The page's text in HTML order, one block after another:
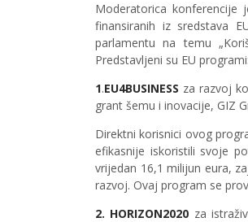
Moderatorica konferencije
finansiranih iz sredstava
parlamentu na temu
Predstavljeni su EU programi:
1.EU4BUSINESS za razvoj
grant šemu i inovacije, GIZ
Direktni korisnici ovog
efikasnije iskoristili svoje
vrijedan 16,1 milijun eura,
razvoj. Ovaj program se
2. HORIZON2020 za